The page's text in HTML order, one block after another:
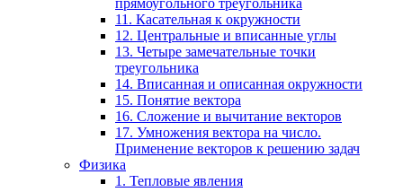
11. Касательная к окружности
12. Центральные и вписанные углы
13. Четыре замечательные точки
треугольника
14. Вписанная и описанная окружности
15. Понятие вектора
16. Сложение и вычитание векторов
17. Умножения вектора на число.
Применение векторов к решению задач
Физика
1. Тепловые явления